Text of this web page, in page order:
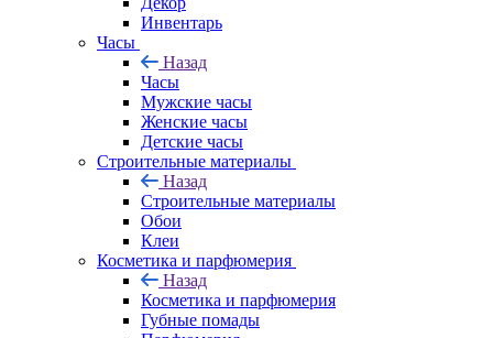
Инвентарь
Часы
Назад
Часы
Мужские часы
Женские часы
Детские часы
Строительные материалы
Назад
Строительные материалы
Обои
Клеи
Косметика и парфюмерия
Назад
Косметика и парфюмерия
Губные помады